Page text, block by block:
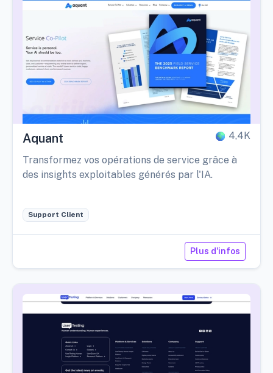
Aquant 4,4K
Transformez vos opérations de service grâce à
des insights exploitables générés par l'IA.
Support Client
Plus d'infos